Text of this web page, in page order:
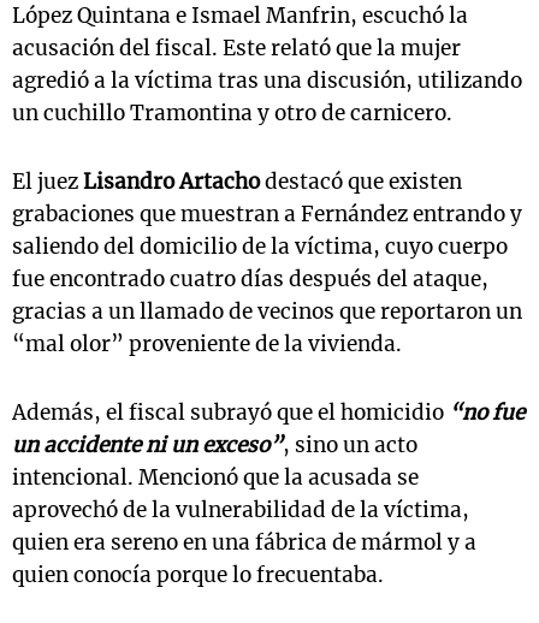
López Quintana e Ismael Manfrin, escuchó la
acusación del fiscal. Este relató que la mujer
agredió a la víctima tras una discusión, utilizando
un cuchillo Tramontina y otro de carnicero.
El juezLisandro Artachodestacó que existen
grabaciones que muestran a Fernández entrando y
saliendo del domicilio de la víctima, cuyo cuerpo
fue encontrado cuatro días después del ataque,
gracias a un llamado de vecinos que reportaron un
“mal olor” proveniente de la vivienda.
Además, el fiscal subrayó que el homicidio “no fue
un accidente ni un exceso”, sino un acto
intencional. Mencionó que la acusada se
aprovechó de la vulnerabilidad de la víctima,
quien era sereno en una fábrica de mármol y a
quien conocía porque lo frecuentaba.